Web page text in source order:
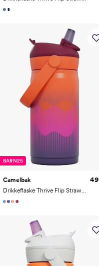
BARN25
Camelbak
Drikkeflaske Thrive Flip Straw Kids VSS 0,35L